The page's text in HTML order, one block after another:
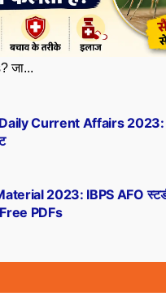
जा...
2023: IBPS AFO
PDFs
Current Affairs 2023: